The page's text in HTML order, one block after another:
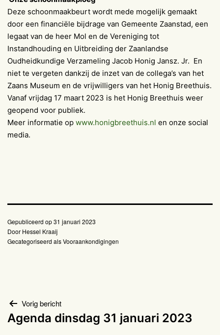
Deze schoonmaakbeurt wordt mede mogelijk gemaakt
door een financiële bijdrage van Gemeente Zaanstad, een
legaat van de heer Mol en de Vereniging tot
Instandhouding en Uitbreiding der Zaanlandse
Oudheidkundige Verzameling Jacob Honig Jansz. Jr. En
niet te vergeten dankzij de inzet van de collega’s van het
Zaans Museum en de vrijwilligers van het Honig Breethuis.
Vanaf vrijdag 17 maart 2023 is het Honig Breethuis weer
geopend voor publiek.
Meer informatie op www.honigbreethuis.nl en onze social
media.
Gepubliceerd op31 januari 2023
Door Hessel Kraaij
Gecategoriseerd alsVooraankondigingen
Bericht
navigatie
Vorig bericht
Agenda dinsdag 31 januari 2023